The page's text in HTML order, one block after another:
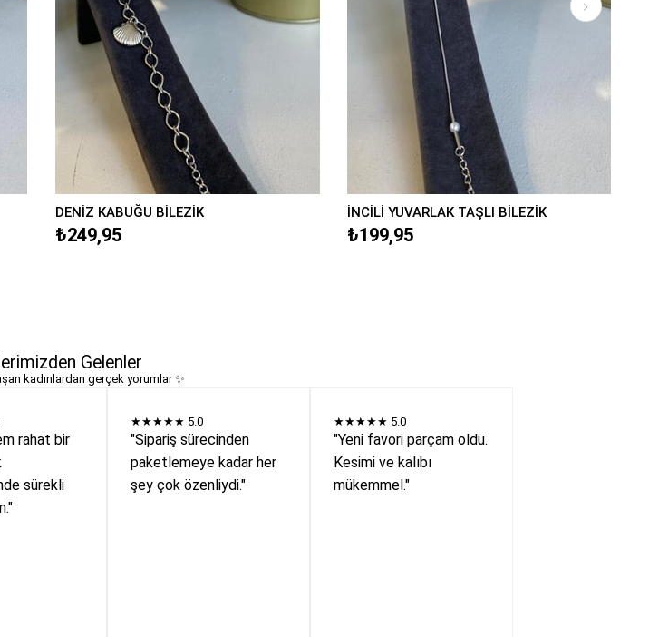
DENİZ KABUĞU BİLEZİK
₺249,95
İNCİLİ YUVARLAK TAŞLI BİLEZİK
₺199,95
Gelenler
kadınlardan gerçek yorumlar ✨
rahat bir
sürekli
★★★★★ 5.0
"Sipariş sürecinden
paketlemeye kadar her
şey çok özenliydi."
★★★★★ 5.0
"Yeni favori parçam oldu.
Kesimi ve kalıbı
mükemmel."